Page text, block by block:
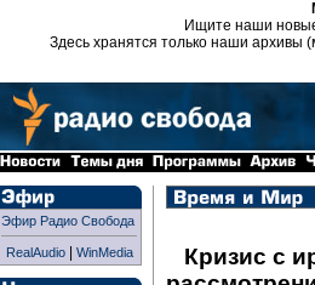
Ищите наши
Здесь хранятся только наши архивы
Эфир Радио Свобода
RealAudio| WinMedia
Кризис с